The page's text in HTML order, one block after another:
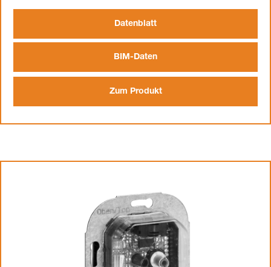
Datenblatt
BIM-Daten
Zum Produkt